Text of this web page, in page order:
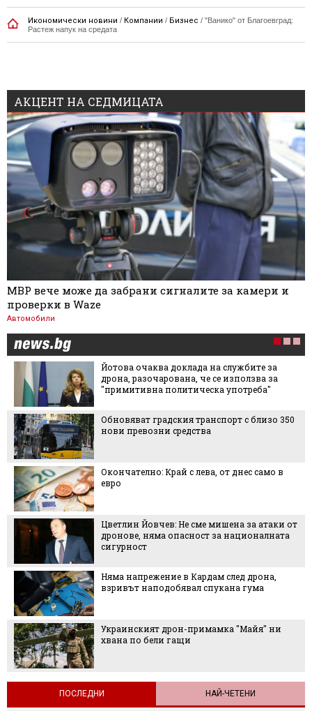
Икономически новини / Компании / Бизнес / "Ванико" от Благоевград:
Растеж напук на средата
АКЦЕНТ НА СЕДМИЦАТА
МВР вече може да забрани сигналите за камери и
проверки в Waze
Автомобили
за
за
с близо 350
само в
за атаки от
дрона,
"Майя" ни
3 евтини дестинации, които
България през септември
Уроци по стил с Меган
на които разчита съпругата
Как по естествен и
Тук Осака показва
ярко, шумно и незабравимо
5-те най-малки български
какво да правим в тях
Лека, освежаваща и
арабската салата, която е
ПОСЛЕДНИ НАЙ-ЧЕТЕНИ